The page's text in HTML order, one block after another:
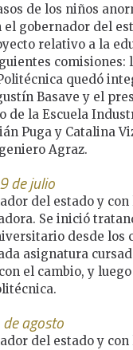
de los niños
gobernador del
relativo a la
comisiones:
quedó
Basave y el
de la Escuela
Puga y Catalina
Agraz.
de julio
del estado y
Se inició
desde los
asignatura
el cambio, y
agosto
del estado y